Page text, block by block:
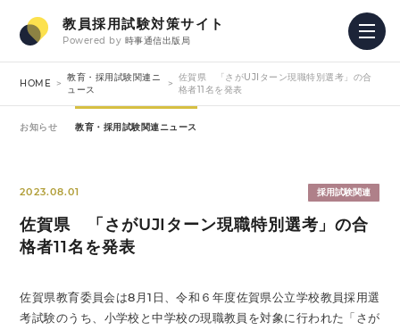
教員採用試験対策サイト
Powered by 時事通信出版局
HOME
教育・採用試験関連ニ
ュース
佐賀県 「さがUJIターン現職特別選考」の合
格者11名を発表
お知らせ 教育・採用試験関連ニュース
2023.08.01 採用試験関連
佐賀県 「さがUJIターン現職特別選考」の合
格者11名を発表
佐賀県教育委員会は8月1日、令和６年度佐賀県公立学校教員採用選
考試験のうち、小学校と中学校の現職教員を対象に行われた「さが